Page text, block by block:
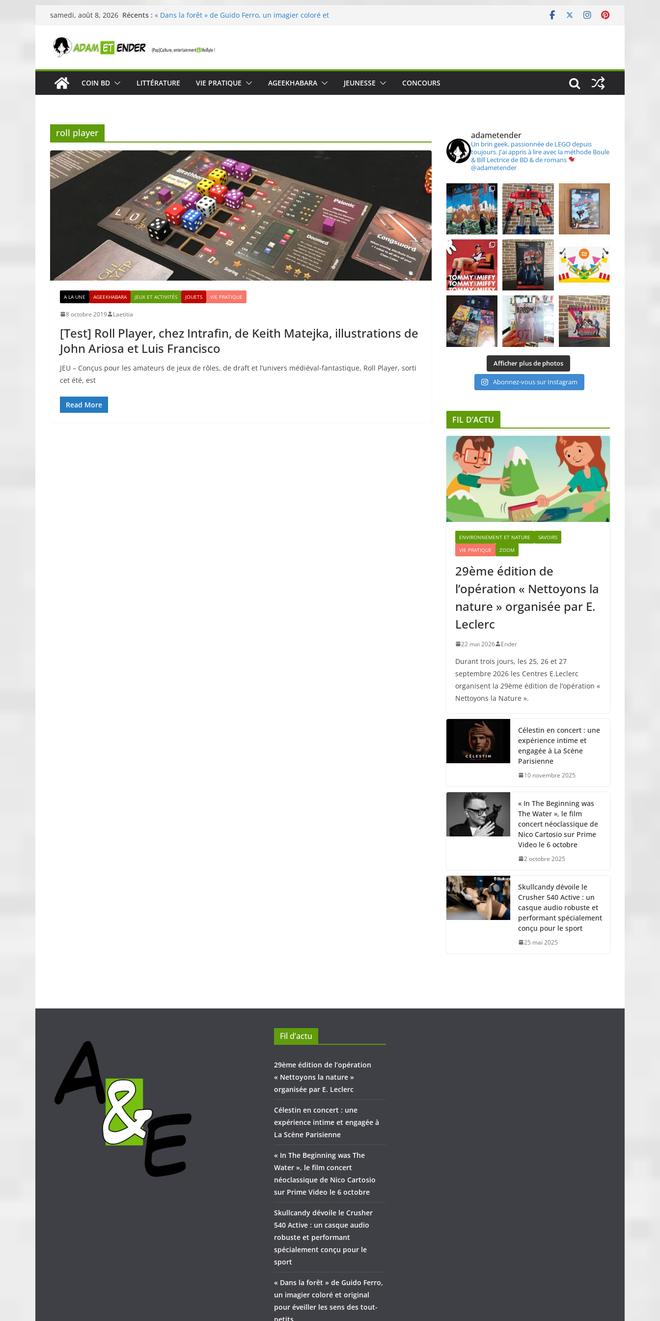
Passer
contenu
samedi, août 8, 2026 Récents : « Dans la forêt » de Guido Ferro, un imagier coloré et
Célestin en concert : une expérience intime et engagée à
« In The Beginning was The Water », le film concert
néoclassique de Nico Cartosio sur Prime Video le 6 octobre
Skullcandy dévoile le Crusher 540 Active : un casque audio
COIN BD LITTÉRATURE VIE PRATIQUE AGEEKHABARA JEUNESSE CONCOURS
roll player
A LA UNE AGEEKHABARA JEUX ET ACTIVITÉS JOUETS VIE PRATIQUE
8 octobre 2019 Laetitia
[Test] Roll Player, chez Intrafin, de Keith Matejka, illustrations de
John Ariosa et Luis Francisco
JEU – Conçus pour les amateurs de jeux de rôles, de draft et l’univers médiéval-fantastique, Roll Player, sorti
cet été, est
Read More
adametender
Un brin geek, passionnée de LEGO depuis
toujours. J'ai appris à lire avec la méthode Boule
& Bill Lectrice de BD & de romans
@adametender
Afficher plus de photos
Abonnez-vous sur Instagram
FIL D’ACTU
ENVIRONNEMENT ET NATURE
SAVOIRS
VIE PRATIQUE
ZOOM
29ème édition de
l’opération « Nettoyons la
nature » organisée par E.
Leclerc
22 mai 2026 Ender
Durant trois jours, les 25, 26 et 27
septembre 2026 les Centres E.Leclerc
organisent la 29ème édition de l’opération «
Nettoyons la Nature ».
Célestin en concert : une
expérience intime et
engagée à La Scène
Parisienne
10 novembre 2025
« In The Beginning was
The Water », le film
concert néoclassique de
Nico Cartosio sur Prime
Video le 6 octobre
2 octobre 2025
Skullcandy dévoile le
Crusher 540 Active : un
casque audio robuste et
performant spécialement
conçu pour le sport
25 mai 2025
Fil d’actu
29ème édition de l’opération
« Nettoyons la nature »
organisée par E. Leclerc
Célestin en concert : une
expérience intime et engagée à
La Scène Parisienne
« In The Beginning was The
Water », le film concert
néoclassique de Nico Cartosio
sur Prime Video le 6 octobre
Skullcandy dévoile le Crusher
540 Active : un casque audio
robuste et performant
spécialement conçu pour le
sport
« Dans la forêt » de Guido Ferro,
un imagier coloré et original
pour éveiller les sens des tout-